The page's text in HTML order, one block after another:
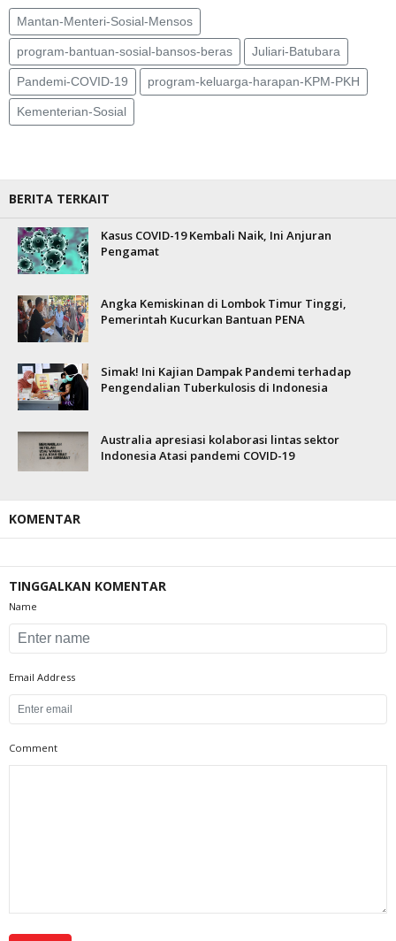
Mantan-Menteri-Sosial-Mensos
program-bantuan-sosial-bansos-beras Juliari-Batubara
Pandemi-COVID-19 program-keluarga-harapan-KPM-PKH
Kementerian-Sosial
BERITA TERKAIT
Kasus COVID-19 Kembali Naik, Ini Anjuran
Pengamat
Angka Kemiskinan di Lombok Timur Tinggi,
Pemerintah Kucurkan Bantuan PENA
Simak! Ini Kajian Dampak Pandemi terhadap
Pengendalian Tuberkulosis di Indonesia
Australia apresiasi kolaborasi lintas sektor
Indonesia Atasi pandemi COVID-19
KOMENTAR
TINGGALKAN KOMENTAR
Name
Email Address
Comment